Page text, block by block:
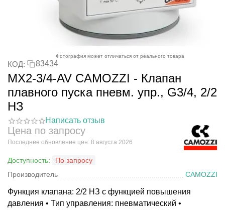
Фотография может отличаться от реального товара
КОД: 83434
MX2-3/4-AV CAMOZZI - Клапан
плавного пуска пневм. упр., G3/4, 2/2
НЗ
Написать отзыв
Цена по запросу
Последнее обновление цен: 8 августа 2026
Доступность:
По запросу
Производитель
CAMOZZI
Функция клапана: 2/2 НЗ с функцией повышения
давления • Тип управления: пневматический •